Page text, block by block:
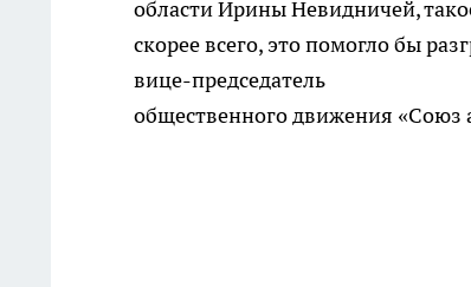
области Ирины Невидничей,
скорее всего, это помогло бы
вице-председатель
общественного движения «Союз